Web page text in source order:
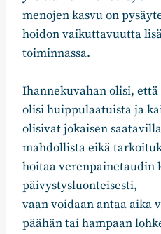
menojen kasvu on
hoidon vaikuttavuutta
toiminnassa.
Ihannekuvahan olisi,
olisi huippulaatuista ja
olisivat jokaisen
mahdollista eikä
hoitaa verenpainetaudin
päivystysluonteisesti,
vaan voidaan antaa aika
päähän tai hampaan